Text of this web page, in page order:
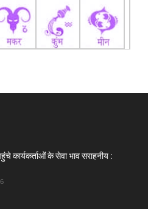
कार्यकर्ताओं के सेवा भाव सराहनीय :